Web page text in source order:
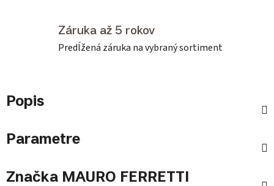
Záruka až 5 rokov
Predĺžená záruka na vybraný sortiment
Popis
Parametre
Značka MAURO FERRETTI